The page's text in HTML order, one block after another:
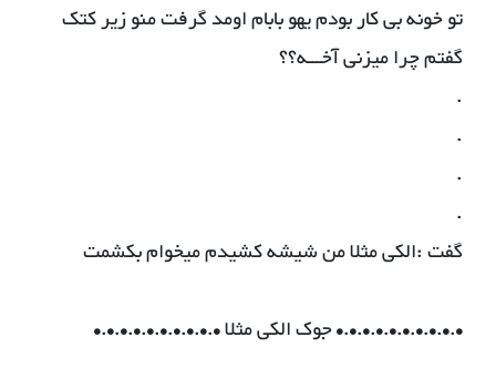
تو خونه بی کار بودم یهو بابام اومد گرفت منو زیر کتک
گفتم چرا میزنی آخـــه؟؟
.
.
.
.
گفت :الکی مثلا من شیشه کشیدم میخوام بکشمت
•.•.•.•.•.•.•.•.•.• جوک الکی مثلا •.•.•.•.•.•.•.•.•.•